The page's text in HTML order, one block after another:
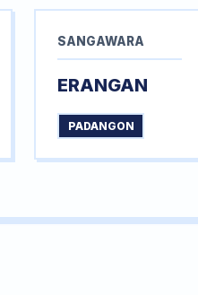
SANGAWARA
ERANGAN
PADANGON